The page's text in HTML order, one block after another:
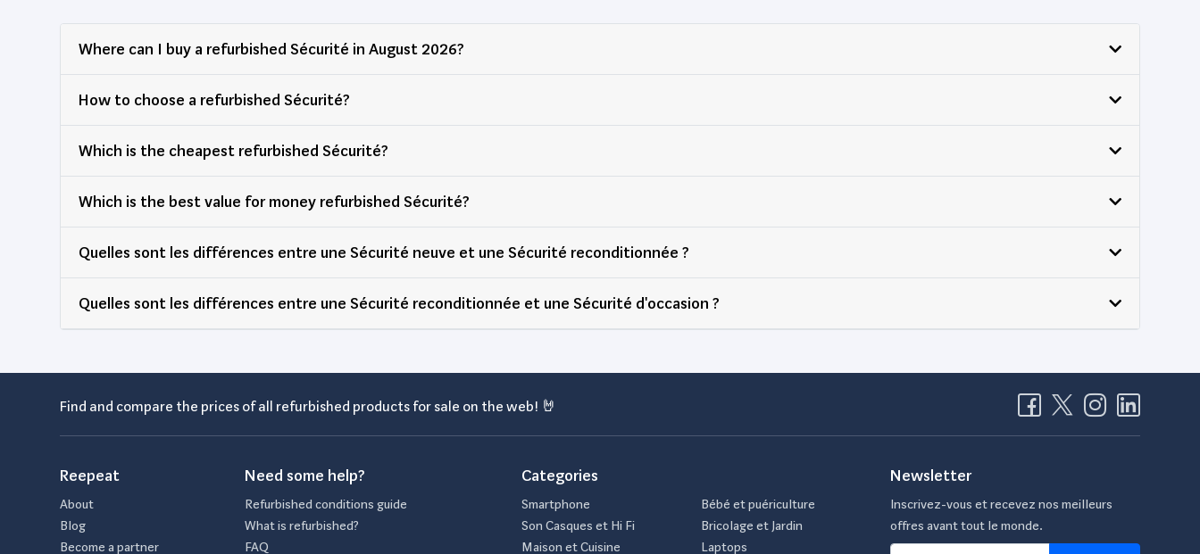
Where can I buy a refurbished Sécurité in August 2026?
How to choose a refurbished Sécurité?
Which is the cheapest refurbished Sécurité?
Which is the best value for money refurbished Sécurité?
Quelles sont les différences entre une Sécurité neuve et une Sécurité reconditionnée ?
Quelles sont les différences entre une Sécurité reconditionnée et une Sécurité d'occasion ?
Find and compare the prices of all refurbished products for sale on the web! 🤘
Reepeat
About
Blog
Become a partner
Need some help?
Refurbished conditions guide
What is refurbished?
FAQ
Categories
Smartphone
Son Casques et Hi Fi
Maison et Cuisine
Bébé et puériculture
Bricolage et Jardin
Laptops
Newsletter
Inscrivez-vous et recevez nos meilleurs
offres avant tout le monde.